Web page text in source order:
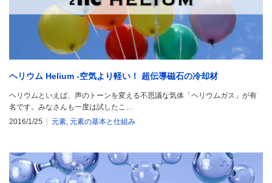
ヘリウム Helium -空気より軽い！ 超伝導磁石の冷却材
ヘリウムといえば、声のトーンを変える不思議な気体「ヘリウムガス」が有
名です。みなさんも一度は試したこ…
2016/1/25
元素, 元素の基本と仕組み